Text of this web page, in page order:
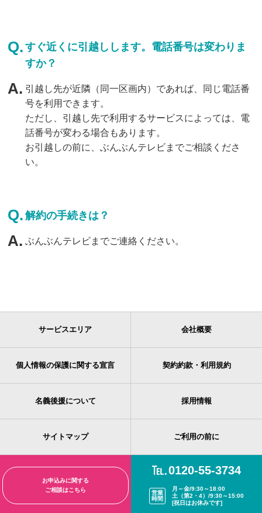
すぐ近くに引越しします。電話番号は変わりま
すか？
引越し先が近隣（同一区画内）であれば、同じ電話番
号を利用できます。
ただし、引越し先で利用するサービスによっては、電
話番号が変わる場合もあります。
お引越しの前に、ぶんぶんテレビまでご相談くださ
い。
解約の手続きは？
ぶんぶんテレビまでご連絡ください。
サービスエリア 会社概要
個人情報の保護に関する宣言 契約約款・利用規約
名義後援について 採用情報
サイトマップ ご利用の前に
お申込みに関する
ご相談はこちら
0120-55-3734
営業
時間
月～金/9:30～18:00
土（第2・4）/9:30～15:00
[祝日はお休みです]